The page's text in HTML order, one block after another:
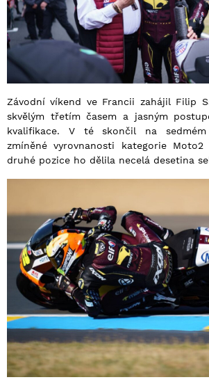
Závodní víkend ve Francii zahájil Filip
skvělým třetím časem a jasným
kvalifikace. V té skončil na
zmíněné vyrovnanosti kategorie
druhé pozice ho dělila necelá desetina